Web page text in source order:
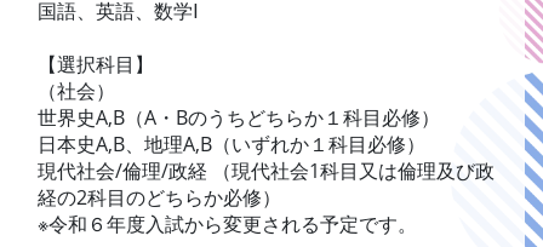
国語、英語、数学Ⅰ
【選択科目】
（社会）
世界史A,B（A・Bのうちどちらか１科目必修）
日本史A,B、地理A,B（いずれか１科目必修）
現代社会/倫理/政経 （現代社会1科目又は倫理及び政
経の2科目のどちらか必修）
※令和６年度入試から変更される予定です。